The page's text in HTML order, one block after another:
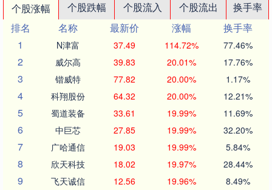
个股涨幅 个股跌幅 个股流入 个股流出
换手率
排名
名称 最新价 涨幅
换手率
1
N津富 37.49 114.72% 77.46%
2 威尔高 39.83 20.01% 17.76%
3 锴威特 77.82 20.00% 1.17%
4 科翔股份 64.32 20.00% 12.21%
5 蜀道装备 33.61 19.99% 11.69%
6 中巨芯 27.85 19.99% 32.20%
7 广哈通信 19.03 19.99% 5.84%
8 欣天科技 18.02 19.97% 28.44%
9 飞天诚信 12.56 19.96% 8.49%